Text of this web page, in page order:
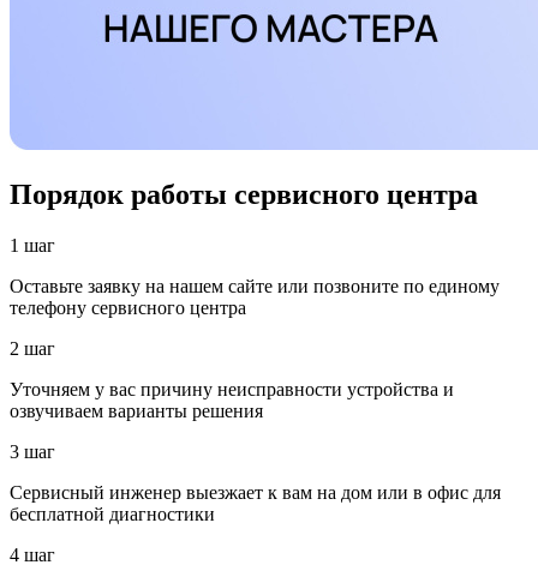
Порядок работы сервисного центра
1 шаг
Оставьте заявку на нашем сайте или позвоните по единому
телефону сервисного центра
2 шаг
Уточняем у вас причину неисправности устройства и
озвучиваем варианты решения
3 шаг
Сервисный инженер выезжает к вам на дом или в офис для
бесплатной диагностики
4 шаг